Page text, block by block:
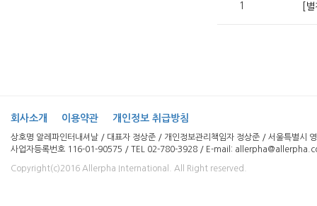
1 [
회사소개 이용약관 개인정보 취급방침
상호명 알레파인터내셔날 / 대표자 정상준 / 개인정보관리책임자 정상준 / 서울특별시
사업자등록번호 116-01-90575 / TEL 02-780-3928 / E-mail:
Copyright(c)2016 Allerpha International. All Right reserved.